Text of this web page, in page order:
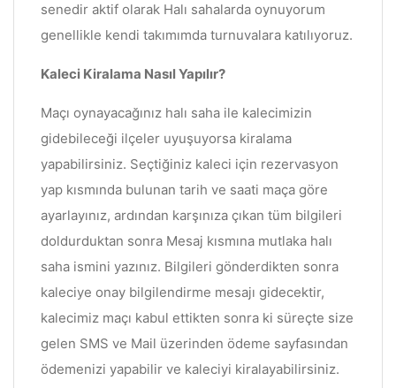
senedir aktif olarak Halı sahalarda oynuyorum
genellikle kendi takımımda turnuvalara katılıyoruz.
Kaleci Kiralama Nasıl Yapılır?
Maçı oynayacağınız halı saha ile kalecimizin
gidebileceği ilçeler uyuşuyorsa kiralama
yapabilirsiniz. Seçtiğiniz kaleci için rezervasyon
yap kısmında bulunan tarih ve saati maça göre
ayarlayınız, ardından karşınıza çıkan tüm bilgileri
doldurduktan sonra Mesaj kısmına mutlaka halı
saha ismini yazınız. Bilgileri gönderdikten sonra
kaleciye onay bilgilendirme mesajı gidecektir,
kalecimiz maçı kabul ettikten sonra ki süreçte size
gelen SMS ve Mail üzerinden ödeme sayfasından
ödemenizi yapabilir ve kaleciyi kiralayabilirsiniz.